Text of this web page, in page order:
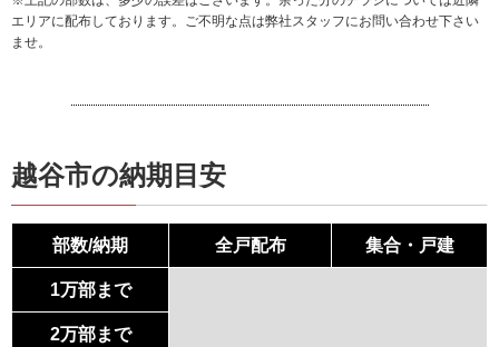
エリアに配布しております。ご不明な点は弊社スタッフにお問い合わせ下さい
ませ。
越谷市の納期目安
部数/納期 全戸配布 集合・戸建
1万部まで
2万部まで